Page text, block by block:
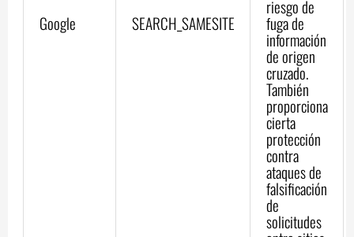
Google SEARCH_SAMESITE
riesgo de
fuga de
información
de origen
cruzado.
También
proporciona
cierta
protección
contra
ataques de
falsificación
de
solicitudes